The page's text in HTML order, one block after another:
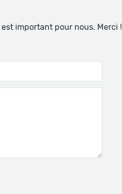
important pour nous. Merci !